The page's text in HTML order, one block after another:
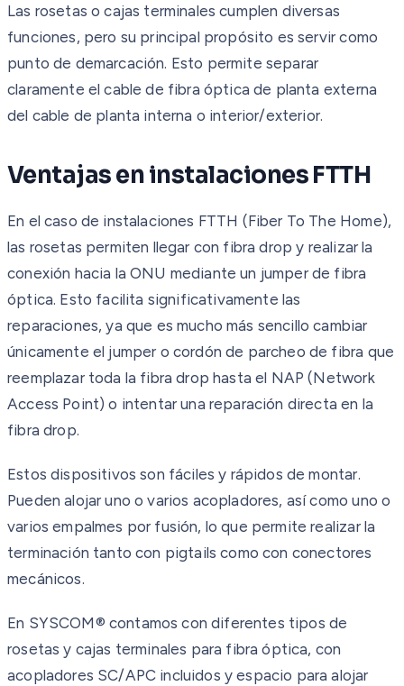
Las rosetas o cajas terminales cumplen diversas
funciones, pero su principal propósito es servir como
punto de demarcación. Esto permite separar
claramente el cable de fibra óptica de planta externa
del cable de planta interna o interior/exterior.
Ventajas en instalaciones FTTH
En el caso de instalaciones FTTH (Fiber To The Home),
las rosetas permiten llegar con fibra drop y realizar la
conexión hacia la ONU mediante un jumper de fibra
óptica. Esto facilita significativamente las
reparaciones, ya que es mucho más sencillo cambiar
únicamente el jumper o cordón de parcheo de fibra que
reemplazar toda la fibra drop hasta el NAP (Network
Access Point) o intentar una reparación directa en la
fibra drop.
Estos dispositivos son fáciles y rápidos de montar.
Pueden alojar uno o varios acopladores, así como uno o
varios empalmes por fusión, lo que permite realizar la
terminación tanto con pigtails como con conectores
mecánicos.
En SYSCOM® contamos con diferentes tipos de
rosetas y cajas terminales para fibra óptica, con
acopladores SC/APC incluidos y espacio para alojar